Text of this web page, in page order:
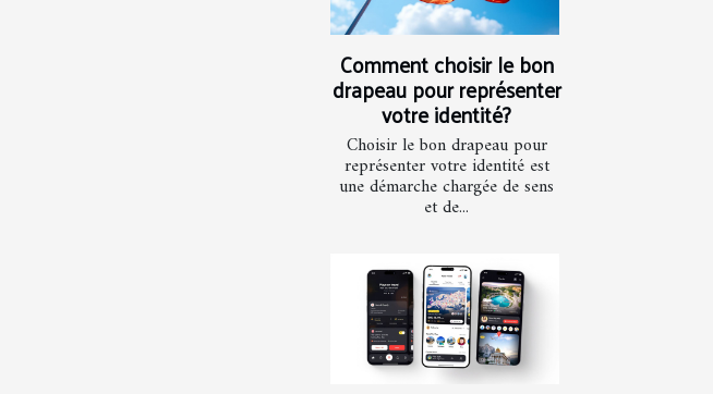
Comment choisir le bon
drapeau pour représenter
votre identité?
Choisir le bon drapeau pour
représenter votre identité est
une démarche chargée de sens
et de...